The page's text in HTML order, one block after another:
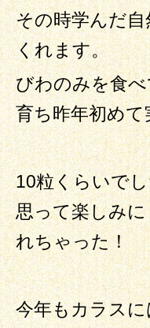
その時学んだ
くれます。
びわのみを食
育ち昨年初め
10粒くらいで
思って楽しみ
れちゃった！
今年もカラス